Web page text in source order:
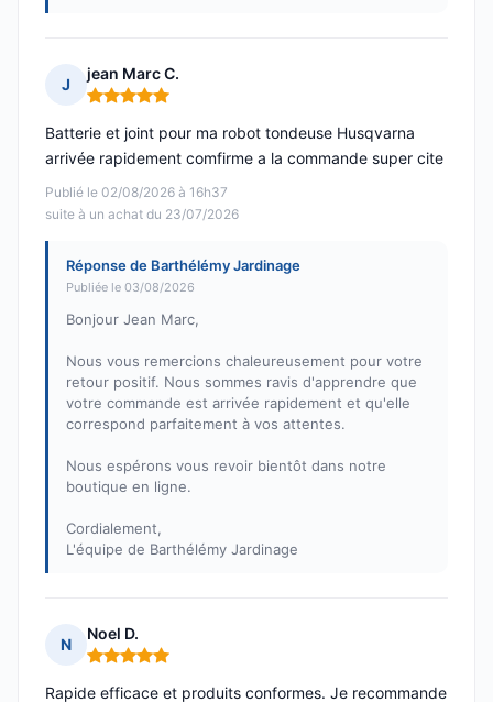
J
jean Marc C.
Note : 5 sur 5
Publié le 02/08/2026 à 16h37
suite à un achat du 23/07/2026
Batterie et joint pour ma robot tondeuse Husqvarna
arrivée rapidement comfirme a la commande super cite
Réponse de Barthélémy Jardinage
Publiée le 03/08/2026
Bonjour Jean Marc,
Nous vous remercions chaleureusement pour votre
retour positif. Nous sommes ravis d'apprendre que
votre commande est arrivée rapidement et qu'elle
correspond parfaitement à vos attentes.
Nous espérons vous revoir bientôt dans notre
boutique en ligne.
Cordialement,
L'équipe de Barthélémy Jardinage
N
Noel D.
Note : 5 sur 5
Rapide efficace et produits conformes. Je recommande